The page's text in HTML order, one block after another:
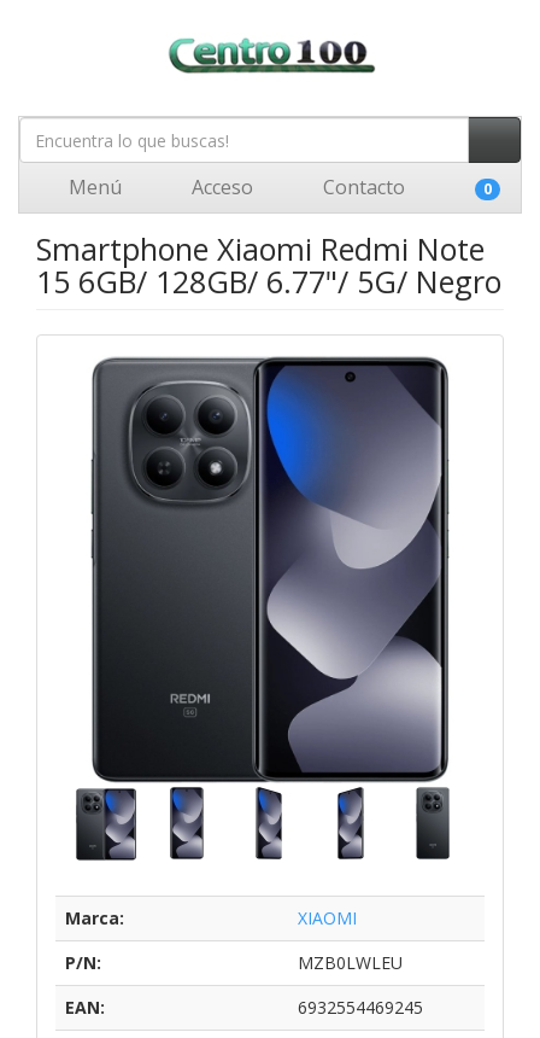
Menú Acceso Contacto 0
Smartphone Xiaomi Redmi Note
15 6GB/ 128GB/ 6.77"/ 5G/ Negro
Marca:
XIAOMI
P/N:
MZB0LWLEU
EAN:
6932554469245